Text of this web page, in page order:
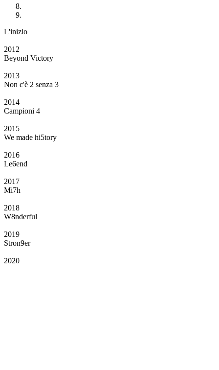
L'inizio
2012
Beyond Victory
2013
Non c'è 2 senza 3
2014
Campioni 4
2015
We made hi5tory
2016
Le6end
2017
Mi7h
2018
W8nderful
2019
Stron9er
2020